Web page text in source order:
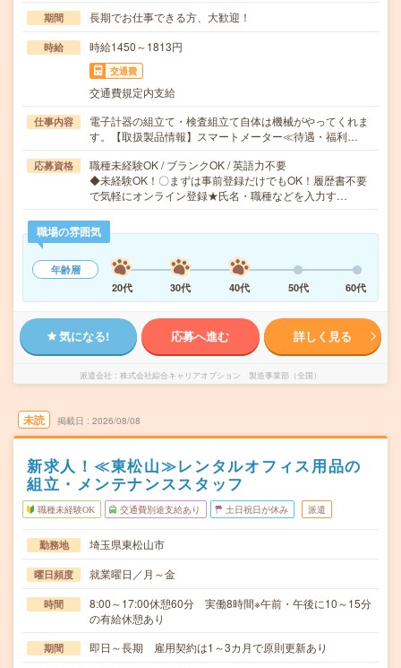
期間 長期でお仕事できる方、大歓迎！
時給 時給1450～1813円
交通費
交通費規定内支給
仕事内容
電子計器の組立て・検査組立て自体は機械がやってくれま
す。【取扱製品情報】スマートメーター≪待遇・福利…
応募資格
職種未経験OK / ブランクOK / 英語力不要
◆未経験OK！〇まずは事前登録だけでもOK！履歴書不要
で気軽にオンライン登録★氏名・職種などを入力す…
職場の雰囲気
年齢層
20代
30代 40代 50代 60代
気になる! 応募へ進む 詳しく見る
派遣会社 株式会社綜合キャリアオプション 製造事業部（全国）
未読 掲載日 2026/08/08
新求人！≪東松山≫レンタルオフィス用品の
組立・メンテナンススタッフ
職種未経験OK 交通費別途支給あり 土日祝日が休み 派遣
勤務地 埼玉県東松山市
曜日頻度 就業曜日／月～金
時間
8:00～17:00休憩60分 実働8時間※午前・午後に10～15分
の有給休憩あり
期間 即日～長期 雇用契約は1～3カ月で原則更新あり